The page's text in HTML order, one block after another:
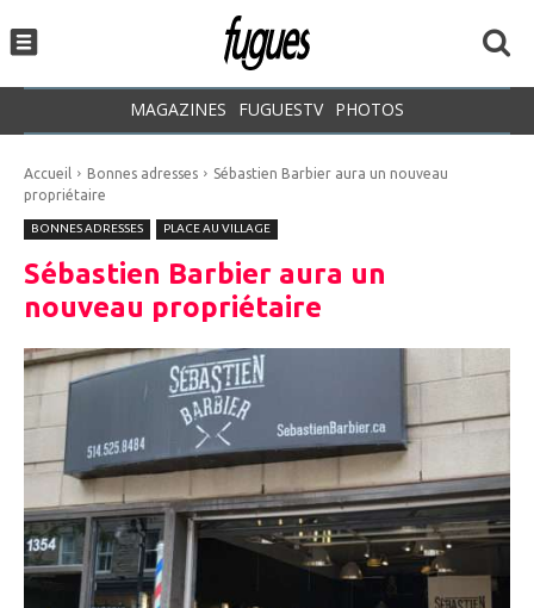
MAGAZINES FUGUESTV PHOTOS
Accueil Bonnes adresses
Sébastien Barbier aura un nouveau
propriétaire
BONNES ADRESSES PLACE AU VILLAGE
Sébastien Barbier aura un
nouveau propriétaire